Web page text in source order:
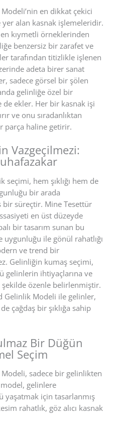
en dikkat çekici
alan kasnak işlemeleridir.
en kıymetli örneklerinden
benzersiz bir zarafet ve
tarafından titizlikle işlenen
adeta birer sanat
sadece görsel bir şölen
gelinliğe özel bir
ekler. Her bir kasnak işi
ve onu sıradanlıktan
parça haline getirir.
Vazgeçilmezi:
hem şıklığı hem de
bir arada
bir süreçtir. Mine Tesettür
en üst düzeyde
bir tasarım sunan bu
ile gönül rahatlığı
ve trend bir
Gelinliğin kumaş seçimi,
gelinlerin ihtiyaçlarına ve
özenle belirlenmiştir.
Gelinlik Modeli ile gelinler,
çağdaş bir şıklığa sahip
Bir Düğün
Seçim
sadece bir gelinlikten
model, gelinlere
için tasarlanmış
rahatlık, göz alıcı kasnak